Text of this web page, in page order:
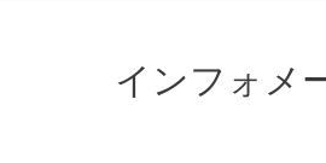
インフォメ